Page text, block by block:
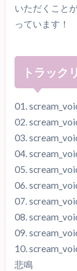
いただくこと
っています！
トラック
01.
02.
03.
04.
05.
06.
07.
08.
09.
10.
悲鳴